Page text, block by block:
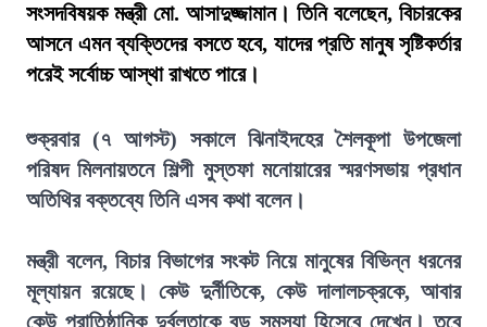
সংসদবিষয়ক মন্ত্রী মো. আসাদুজ্জামান। তিনি বলেছেন, বিচারকের
আসনে এমন ব্যক্তিদের বসতে হবে, যাদের প্রতি মানুষ সৃষ্টিকর্তার
পরেই সর্বোচ্চ আস্থা রাখতে পারে।
শুক্রবার (৭ আগস্ট) সকালে ঝিনাইদহের শৈলকূপা উপজেলা
পরিষদ মিলনায়তনে শিল্পী মুস্তফা মনোয়ারের স্মরণসভায় প্রধান
অতিথির বক্তব্যে তিনি এসব কথা বলেন।
মন্ত্রী বলেন, বিচার বিভাগের সংকট নিয়ে মানুষের বিভিন্ন ধরনের
মূল্যায়ন রয়েছে। কেউ দুর্নীতিকে, কেউ দালালচক্রকে, আবার
কেউ প্রাতিষ্ঠানিক দুর্বলতাকে বড় সমস্যা হিসেবে দেখেন। তবে